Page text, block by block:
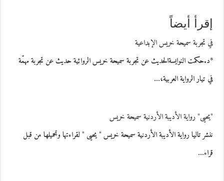
إقرأ أيضاً
في تجربة سميحة خريس الإبداعية
*د.حكمت النوايسةالحديث عن تجربة سميحة خريس الروائية حديث عن تجربة مهمّة
في تيار الرواية العربية،…
"يحيى" رواية الأديبة الأردنية سميحة خريس
ننشر تاليا رواية الأديبة الأردنية سميحة خريس " يحيى " لقراءتها وتحميلها من قبل
قراء…